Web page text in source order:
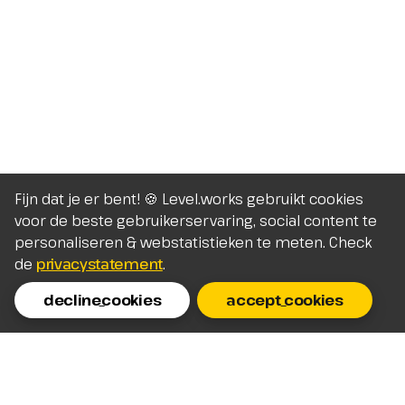
Fijn dat je er bent! 🍪 Level.works gebruikt cookies
voor de beste gebruikerservaring, social content te
personaliseren & webstatistieken te meten. Check
de privacystatement.
decline_cookies
accept_cookies